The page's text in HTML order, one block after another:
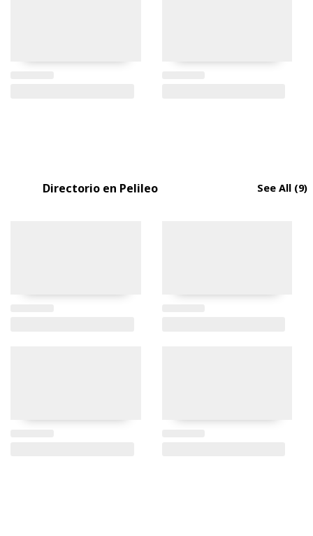
Directorio en Pelileo See All (9)